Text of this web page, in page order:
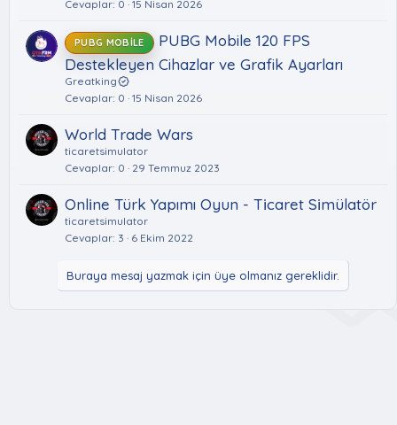
Cevaplar 0 15 Nisan 2026
PUBG MOBILE
PUBG Mobile 120 FPS
Destekleyen Cihazlar ve Grafik Ayarları
Greatking
Cevaplar 0 15 Nisan 2026
World Trade Wars
ticaretsimulator
Cevaplar 0 29 Temmuz 2023
Onli̇ne Türk Yapımı Oyun - Ti̇caret Si̇mülatör
ticaretsimulator
Cevaplar 3 6 Ekim 2022
Buraya mesaj yazmak için üye olmanız gereklidir.